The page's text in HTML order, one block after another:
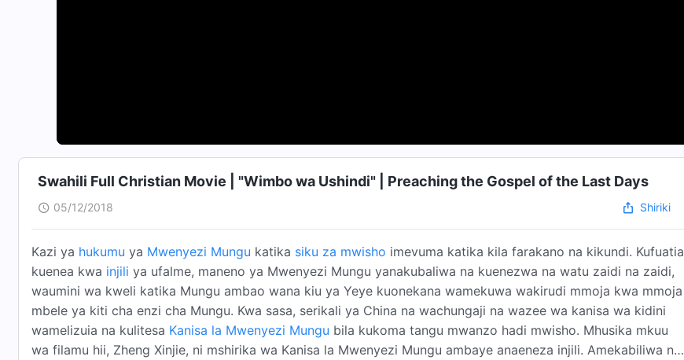
Swahili Full Christian Movie | "Wimbo wa Ushindi" | Preaching the Gospel of the Last Days
05/12/2018 Shiriki
Kazi ya hukumu ya Mwenyezi Mungu katika siku za mwisho imevuma katika kila farakano na kikundi. Kufuatia
kuenea kwa injili ya ufalme, maneno ya Mwenyezi Mungu yanakubaliwa na kuenezwa na watu zaidi na zaidi,
waumini wa kweli katika Mungu ambao wana kiu ya Yeye kuonekana wamekuwa wakirudi mmoja kwa mmoja
mbele ya kiti cha enzi cha Mungu. Kwa sasa, serikali ya China na wachungaji na wazee wa kanisa wa kidini
wamelizuia na kulitesa Kanisa la Mwenyezi Mungu bila kukoma tangu mwanzo hadi mwisho. Mhusika mkuu
wa filamu hii, Zheng Xinjie, ni mshirika wa Kanisa la Mwenyezi Mungu ambaye anaeneza injili. Amekabiliwa na